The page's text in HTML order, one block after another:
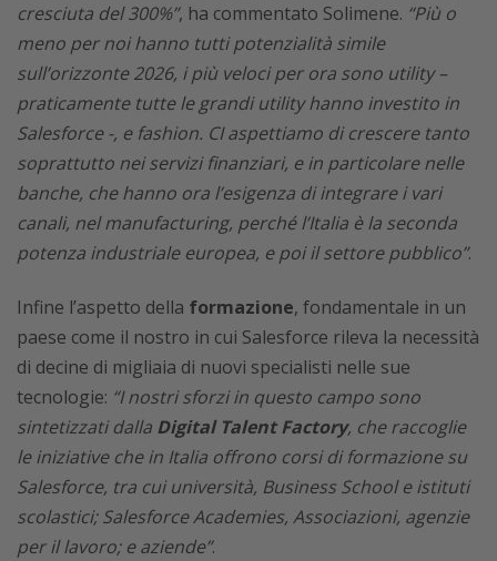
cresciuta del 300%”, ha commentato Solimene. “Più o
meno per noi hanno tutti potenzialità simile
sull’orizzonte 2026, i più veloci per ora sono utility –
praticamente tutte le grandi utility hanno investito in
Salesforce -, e fashion. CI aspettiamo di crescere tanto
soprattutto nei servizi finanziari, e in particolare nelle
banche, che hanno ora l’esigenza di integrare i vari
canali, nel manufacturing, perché l’Italia è la seconda
potenza industriale europea, e poi il settore pubblico”.
Infine l’aspetto della formazione, fondamentale in un
paese come il nostro in cui Salesforce rileva la necessità
di decine di migliaia di nuovi specialisti nelle sue
tecnologie: “I nostri sforzi in questo campo sono
sintetizzati dalla Digital Talent Factory, che raccoglie
le iniziative che in Italia offrono corsi di formazione su
Salesforce, tra cui università, Business School e istituti
scolastici; Salesforce Academies, Associazioni, agenzie
per il lavoro; e aziende”.